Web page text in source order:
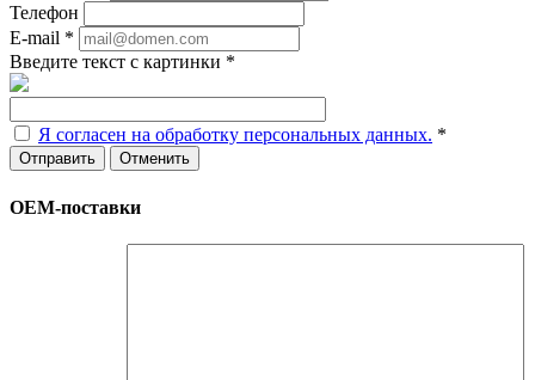
Телефон
E-mail *
Введите текст с картинки *
Я согласен на обработку персональных данных. *
Отменить
ОЕМ-поставки